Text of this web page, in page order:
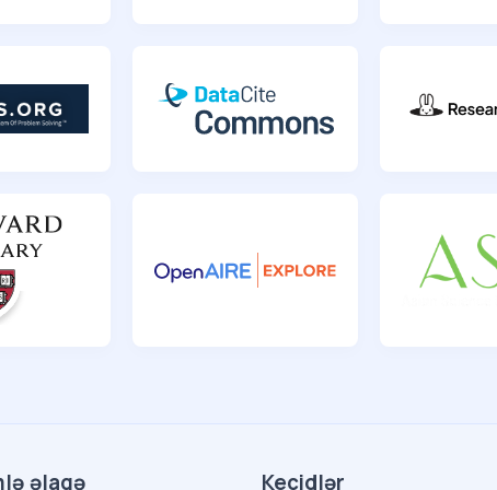
əlaqə Keçidlər